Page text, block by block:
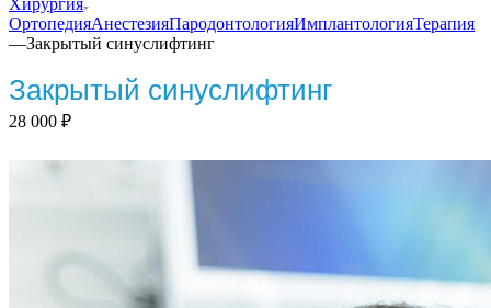
Хирургия
ОртопедияАнестезияПародонтологияИмплантологияТерапия
—Закрытый синуслифтинг
Закрытый синуслифтинг
28 000 ₽